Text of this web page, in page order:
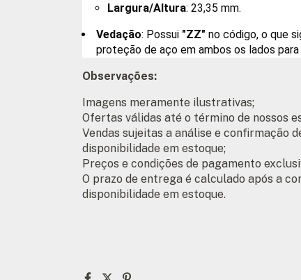
Largura/Altura: 23,35 mm.
Vedação: Possui "ZZ" no código, o que
proteção de aço em ambos os lados
Observações:
Imagens meramente ilustrativas;
Ofertas válidas até o término de nossos
Vendas sujeitas a análise e confirmação
disponibilidade em estoque;
Preços e condições de pagamento
O prazo de entrega é calculado após a
disponibilidade em estoque.